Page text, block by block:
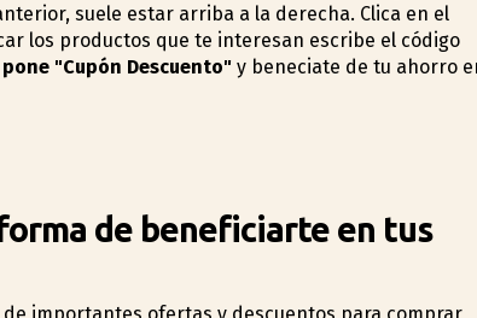
suele estar arriba a la derecha. Clica en el
los productos que te interesan escribe el código
"Cupón Descuento"y beneficiate de tu ahorro
de beneficiarte en tus
importantes ofertas y descuentos para comprar